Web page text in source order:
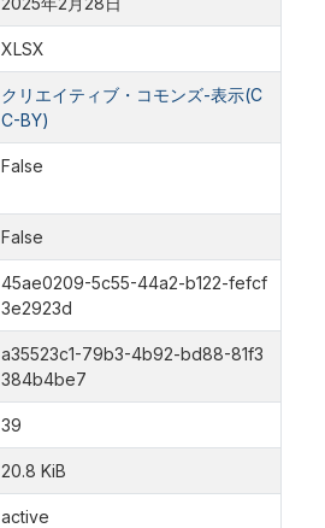
XLSX
クリエイティブ・コモンズ-表示(C
C-BY)
False
False
45ae0209-5c55-44a2-b122-fefcf
3e2923d
a35523c1-79b3-4b92-bd88-81f3
384b4be7
39
20.8 KiB
active